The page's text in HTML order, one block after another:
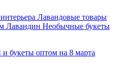
Лавандовые товары
Лавандин Необычные букеты
букеты оптом на 8 марта